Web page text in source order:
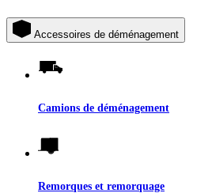
Accessoires de déménagement
Camions de déménagement
Remorques et remorquage